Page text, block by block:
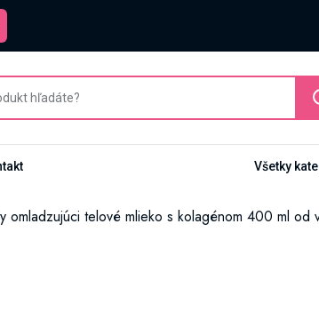
Všetky
omladzujúci telové mlieko s kolagénom 400 ml